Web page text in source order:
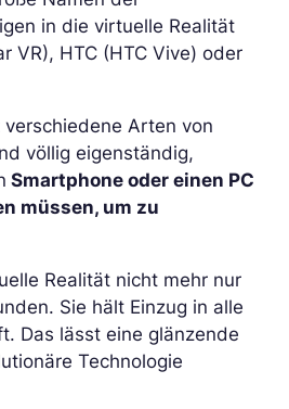
in die virtuelle Realität
VR), HTC (HTC Vive) oder
Arten von
völlig eigenständig,
Smartphone oder einen PC
müssen, um zu
Realität nicht mehr nur
Sie hält Einzug in alle
Das lässt eine glänzende
Technologie